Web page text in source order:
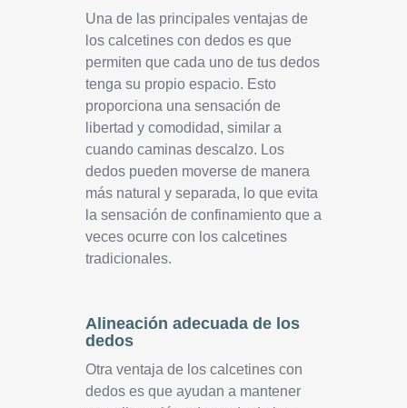
Una de las principales ventajas de
los calcetines con dedos es que
permiten que cada uno de tus dedos
tenga su propio espacio. Esto
proporciona una sensación de
libertad y comodidad, similar a
cuando caminas descalzo. Los
dedos pueden moverse de manera
más natural y separada, lo que evita
la sensación de confinamiento que a
veces ocurre con los calcetines
tradicionales.
Alineación adecuada de los
dedos
Otra ventaja de los calcetines con
dedos es que ayudan a mantener